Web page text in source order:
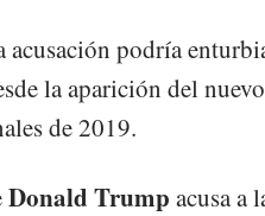
acusación podría
la aparición del
de 2019.
Donald Trump acusa a